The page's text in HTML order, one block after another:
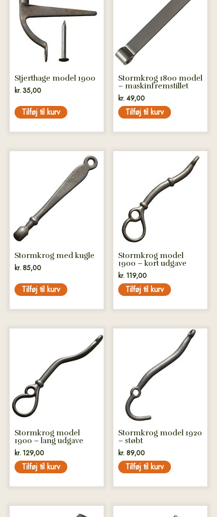
Stjerthage model 1900
kr. 35,00
Tilføj til kurv
Stormkrog 1800 model
– maskinfremstillet
kr. 49,00
Tilføj til kurv
Stormkrog med kugle
kr. 85,00
Tilføj til kurv
Stormkrog model
1900 – kort udgave
kr. 119,00
Tilføj til kurv
Stormkrog model
1900 – lang udgave
kr. 129,00
Tilføj til kurv
Stormkrog model 1920
– støbt
kr. 89,00
Tilføj til kurv